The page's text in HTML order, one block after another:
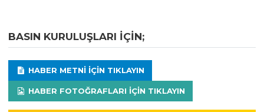
BASIN KURULUŞLARI IÇIN;
HABER METNI IÇIN TIKLAYIN
HABER FOTOĞRAFLARI IÇIN TIKLAYIN